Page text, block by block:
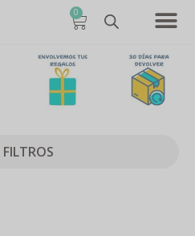
0
FILTROS